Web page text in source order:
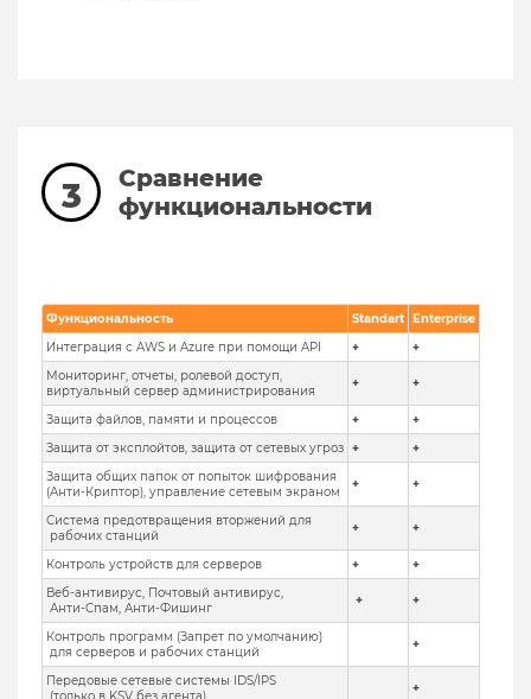
3
Сравнение
функциональности
Функциональность Standart Enterprise
Интеграция с AWS и Azure при помощи API
+
+
Мониторинг, отчеты, ролевой доступ,
виртуальный сервер администрирования
+ +
Защита файлов, памяти и процессов +
+
Защита от эксплойтов, защита от сетевых угроз +
+
Защита общих папок от попыток шифрования
(Анти-Криптор), управление сетевым экраном
+ +
Система предотвращения вторжений для
рабочих станций
+ +
Контроль устройств для серверов +
+
Веб-антивирус, Почтовый антивирус,
Анти-Спам, Анти-Фишинг
+ +
Контроль программ (Запрет по умолчанию)
для серверов и рабочих станций
+
Передовые сетевые системы IDS/IPS
(только в KSV без агента)
+